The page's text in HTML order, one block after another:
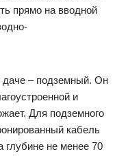
прямо на вводной
даче – подземный. Он
и
Для подземного
кабель
не менее 70